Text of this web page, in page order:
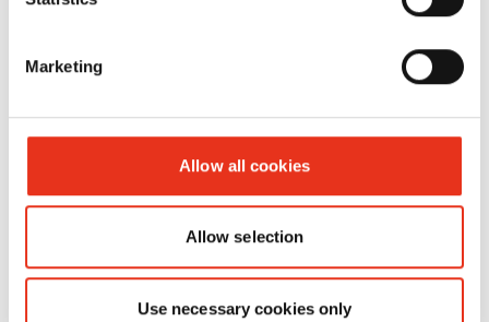
Marketing
Allow all cookies
Allow selection
Use necessary cookies only
SECURIO
P44i - 3,9 x
1873121C